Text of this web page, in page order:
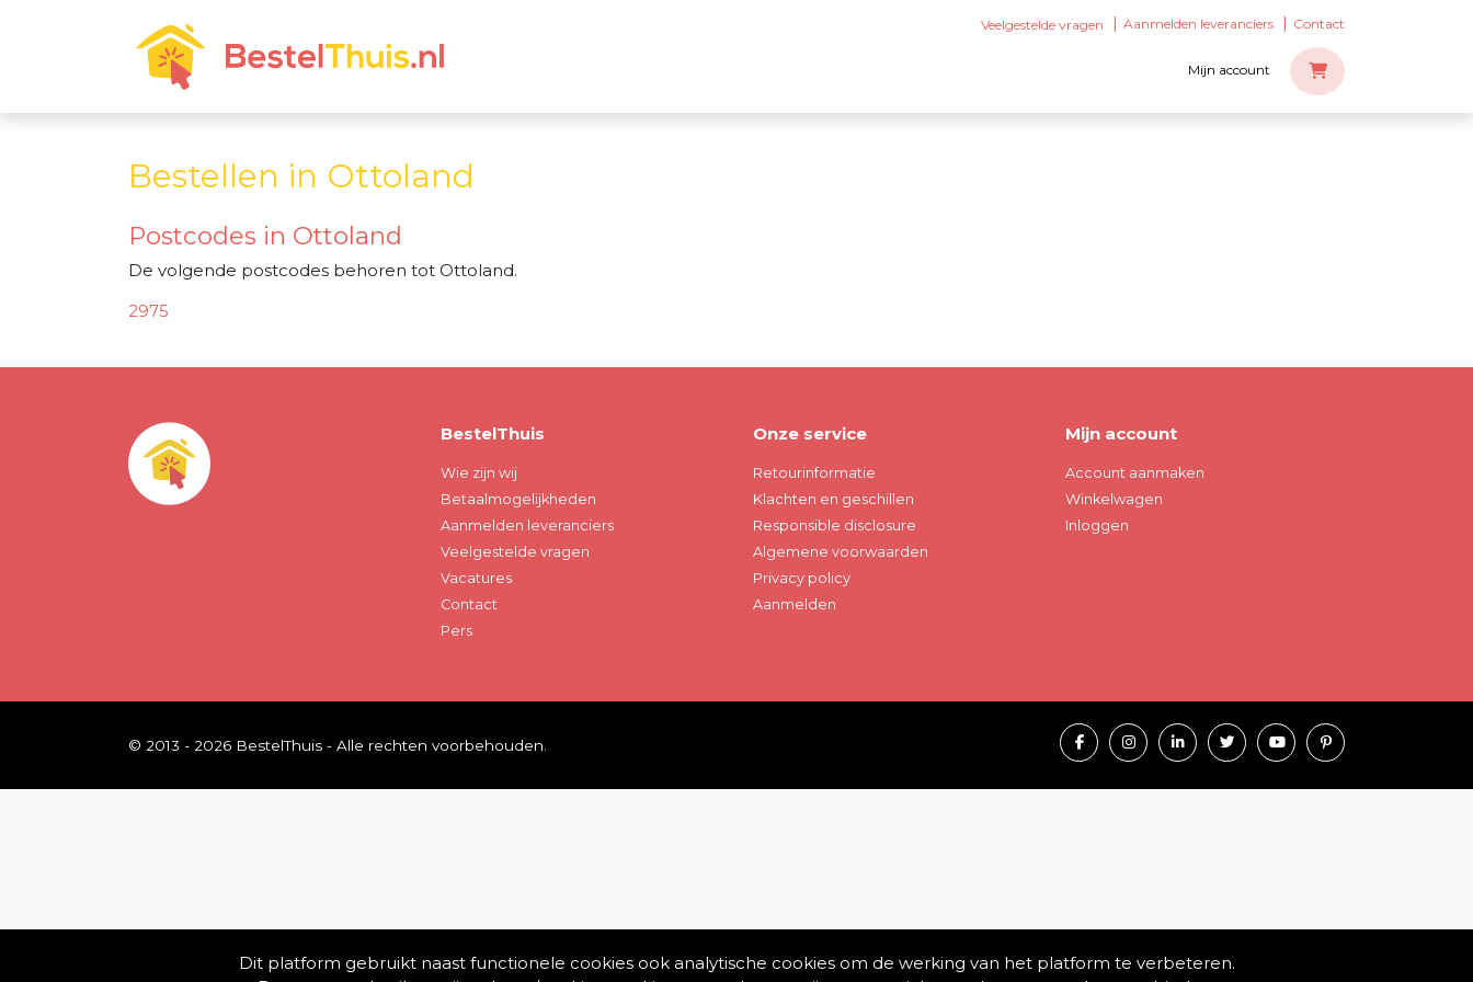
Veelgestelde vragen Aanmelden leveranciers Contact
Mijn account
Bestellen in Ottoland
Postcodes in Ottoland
De volgende postcodes behoren tot Ottoland.
2975
BestelThuis
Wie zijn wij
Betaalmogelijkheden
Aanmelden leveranciers
Veelgestelde vragen
Vacatures
Contact
Pers
Onze service
Retourinformatie
Klachten en geschillen
Responsible disclosure
Algemene voorwaarden
Privacy policy
Aanmelden
Mijn account
Account aanmaken
Winkelwagen
Inloggen
© 2013 - 2026 BestelThuis - Alle rechten voorbehouden.
Dit platform gebruikt naast functionele cookies ook analytische cookies om de werking van het platform te verbeteren.